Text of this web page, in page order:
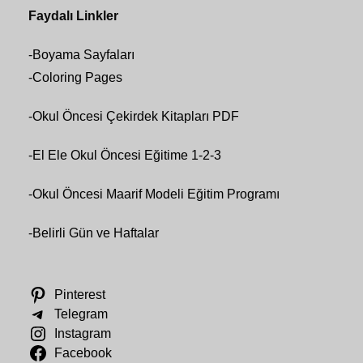
Faydalı Linkler
-Boyama Sayfaları
-Coloring Pages
-Okul Öncesi Çekirdek Kitapları PDF
-El Ele Okul Öncesi Eğitime 1-2-3
-Okul Öncesi Maarif Modeli Eğitim Programı
-Belirli Gün ve Haftalar
Pinterest
Telegram
Instagram
Facebook